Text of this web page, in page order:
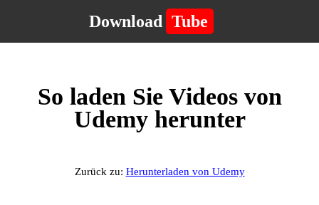
Download Tube
So laden Sie Videos von
Udemy herunter
Zurück zu: Herunterladen von Udemy